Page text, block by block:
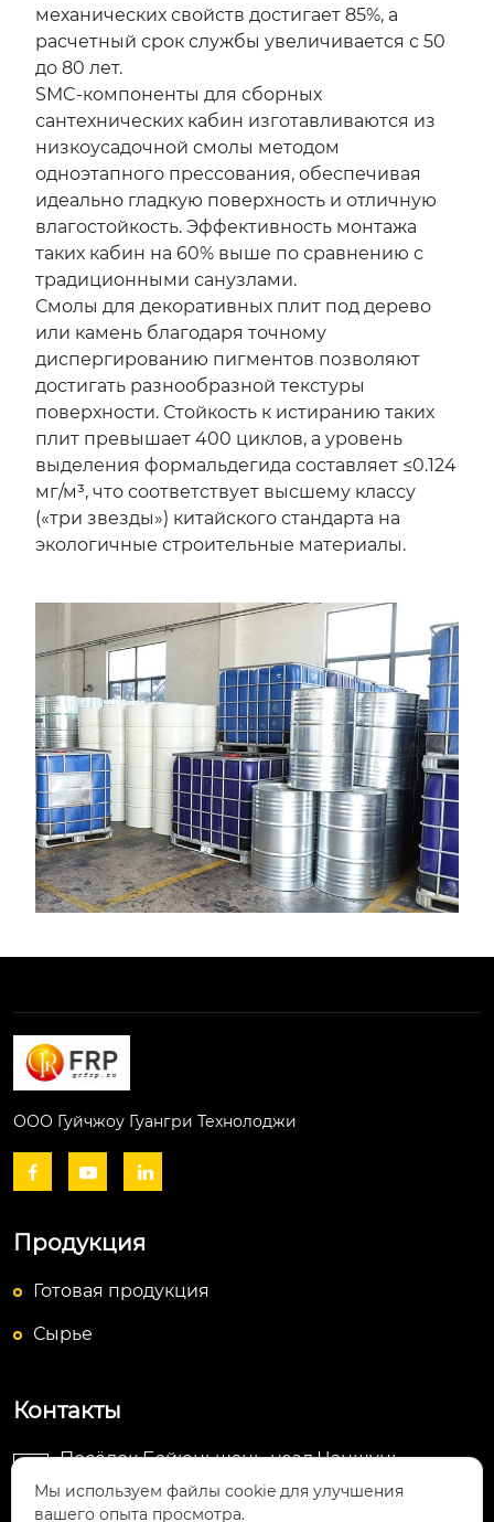
механических свойств достигает 85%, а
расчетный срок службы увеличивается с 50
до 80 лет.
SMC-компоненты для сборных
сантехнических кабин изготавливаются из
низкоусадочной смолы методом
одноэтапного прессования, обеспечивая
идеально гладкую поверхность и отличную
влагостойкость. Эффективность монтажа
таких кабин на 60% выше по сравнению с
традиционными санузлами.
Смолы для декоративных плит под дерево
или камень благодаря точному
диспергированию пигментов позволяют
достигать разнообразной текстуры
поверхности. Стойкость к истиранию таких
плит превышает 400 циклов, а уровень
выделения формальдегида составляет ≤0.124
мг/м³, что соответствует высшему классу
(«три звезды») китайского стандарта на
экологичные строительные материалы.
ООО Гуйчжоу Гуангри Технолоджи
  
Продукция
Готовая продукция
Сырье
Контакты
Посёлок Байюньшань, уезд Чаншунь,
провинция Гуйчжоу
Мы используем файлы cookie для улучшения
вашего опыта просмотра.